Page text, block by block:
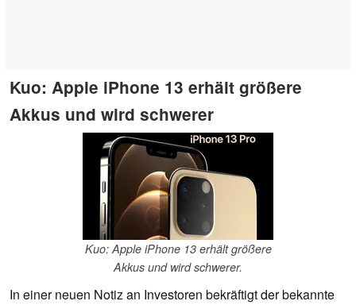
Kuo: Apple iPhone 13 erhält größere
Akkus und wird schwerer
Kuo: Apple iPhone 13 erhält größere
Akkus und wird schwerer.
In einer neuen Notiz an Investoren bekräftigt der bekannte